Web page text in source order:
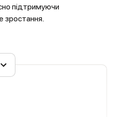
підтримуючи
зростання.